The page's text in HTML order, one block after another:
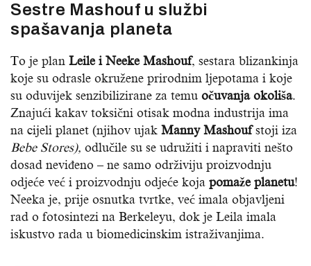
Sestre Mashouf u službi
spašavanja planeta
To je plan Leile i Neeke Mashouf, sestara blizankinja
koje su odrasle okružene prirodnim ljepotama i koje
su oduvijek senzibilizirane za temu očuvanja okoliša.
Znajući kakav toksični otisak modna industrija ima
na cijeli planet (njihov ujak Manny Mashoufstoji iza
Bebe Stores), odlučile su se udružiti i napraviti nešto
dosad neviđeno – ne samo održiviju proizvodnju
odjeće već i proizvodnju odjeće koja pomaže planetu!
Neeka je, prije osnutka tvrtke, već imala objavljeni
rad o fotosintezi na Berkeleyu, dok je Leila imala
iskustvo rada u biomedicinskim istraživanjima.